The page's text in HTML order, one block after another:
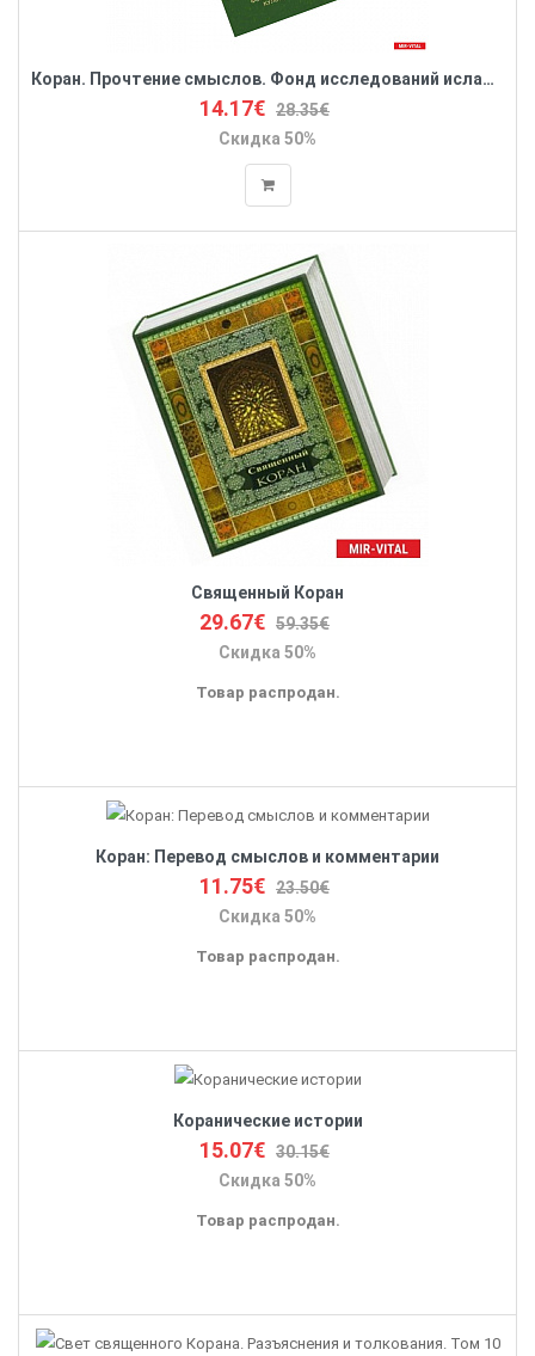
Коран. Прочтение смыслов. Фонд исследований исламской культуры имени Ибн Сины
14.17€ 28.35€
Скидка 50%
Священный Коран
29.67€ 59.35€
Скидка 50%
Товар распродан.
Коран: Перевод смыслов и комментарии
11.75€ 23.50€
Скидка 50%
Товар распродан.
Коранические истории
15.07€ 30.15€
Скидка 50%
Товар распродан.